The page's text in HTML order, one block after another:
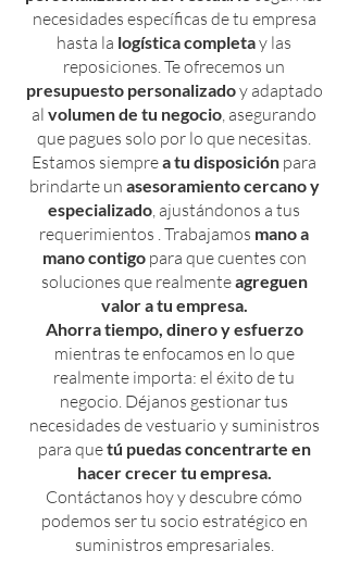
necesidades específicas de tu empresa
hasta la logística completay las
reposiciones. Te ofrecemos un
presupuesto personalizadoy adaptado
al volumen de tu negocio , asegurando
que pagues solo por lo que necesitas.
Estamos siemprea tu disposición para
brindarte un asesoramiento cercano y
especializado , ajustándonos a tus
requerimientos . Trabajamos mano a
mano contigopara que cuentes con
soluciones que realmenteagreguen
valor a tu empresa.
Ahorra tiempo, dinero y esfuerzo
mientras te enfocamos en lo que
realmente importa: el éxito de tu
negocio. Déjanos gestionar tus
necesidades de vestuario y suministros
para quetú puedas concentrarte en
hacer crecer tu empresa.
Contáctanos hoy y descubre cómo
podemos ser tu socio estratégico en
suministros empresariales.